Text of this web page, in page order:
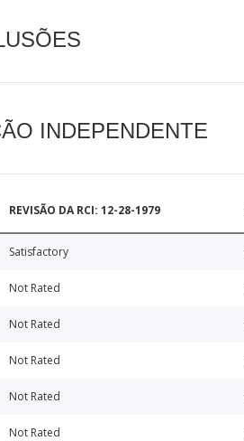
INDEPENDENTE
REVISÃO DA RCI: 12-28-1979
Satisfactory
Not Rated
Not Rated
Not Rated
Not Rated
Not Rated